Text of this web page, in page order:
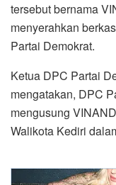
tersebut bernama
menyerahkan
Partai Demokrat.
Ketua DPC Partai
mengatakan, DPC
mengusung
Walikota Kediri